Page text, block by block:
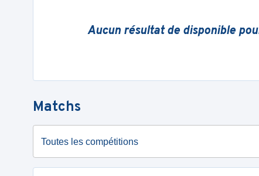
Aucun résultat de disponible
Matchs
Toutes les compétitions